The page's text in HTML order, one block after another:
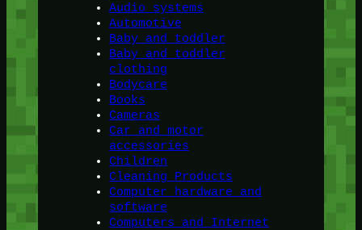
Audio systems
Automotive
Baby and toddler
Baby and toddler
clothing
Bodycare
Books
Cameras
Car and motor
accessories
Children
Cleaning Products
Computer hardware and
software
Computers and Internet